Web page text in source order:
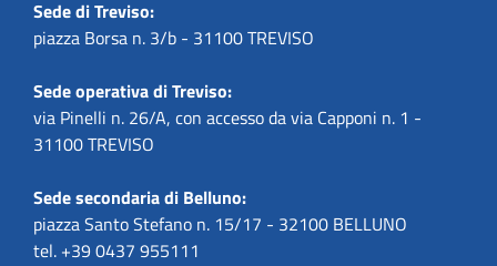
Sede di Treviso:
piazza Borsa n. 3/b - 31100 TREVISO
Sede operativa di Treviso:
via Pinelli n. 26/A, con accesso da via Capponi n. 1 -
31100 TREVISO
Sede secondaria di Belluno:
piazza Santo Stefano n. 15/17 - 32100 BELLUNO
tel. +39 0437 955111